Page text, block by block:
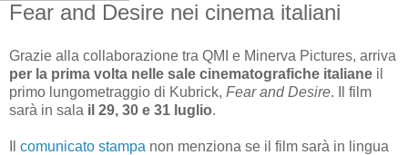
Fear and Desire nei cinema italiani
Grazie alla collaborazione tra QMI e Minerva Pictures, arriva
per la prima volta nelle sale cinematografiche italiane il
primo lungometraggio di Kubrick, Fear and Desire. Il film
sarà in sala il 29, 30 e 31 luglio.
comunicato stampa non menziona se il film sarà in lingua